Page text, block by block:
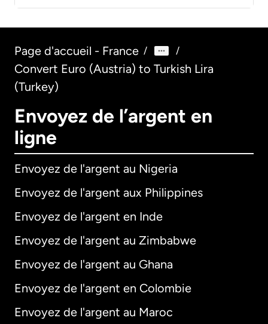
Page d'accueil - France / /
Convert Euro (Austria) to Turkish Lira
(Turkey)
Envoyez de l’argent en
ligne
Envoyez de l'argent au Nigeria
Envoyez de l'argent aux Philippines
Envoyez de l'argent en Inde
Envoyez de l'argent au Zimbabwe
Envoyez de l'argent au Ghana
Envoyez de l'argent en Colombie
Envoyez de l'argent au Maroc